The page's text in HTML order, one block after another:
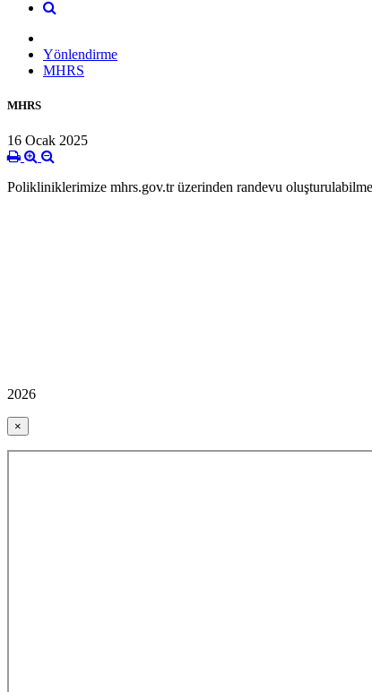
Yönlendirme
MHRS
MHRS
16 Ocak 2025
Polikliniklerimize mhrs.gov.tr üzerinden randevu
2026
×